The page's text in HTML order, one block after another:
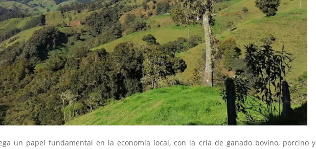
un papel fundamental en la economía local, con la cría de ganado bovino, porcino y